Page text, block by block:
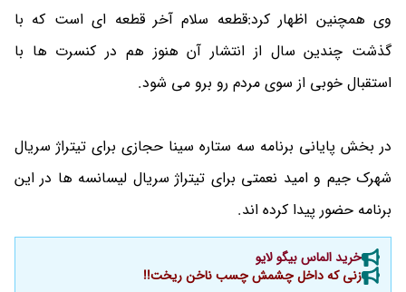
وی همچنین اظهار کرد:قطعه سلام آخر قطعه ای است که با
گذشت چندین سال از انتشار آن هنوز هم در کنسرت ها با
استقبال خوبی از سوی مردم رو برو می شود.
در بخش پایانی برنامه سه ستاره سینا حجازی برای تیتراژ سریال
شهرک جیم و امید نعمتی برای تیتراژ سریال لیسانسه ها در این
برنامه حضور پیدا کرده اند.
خرید الماس بیگو لایو
زنی که داخل چشمش چسب ناخن ریخت!!